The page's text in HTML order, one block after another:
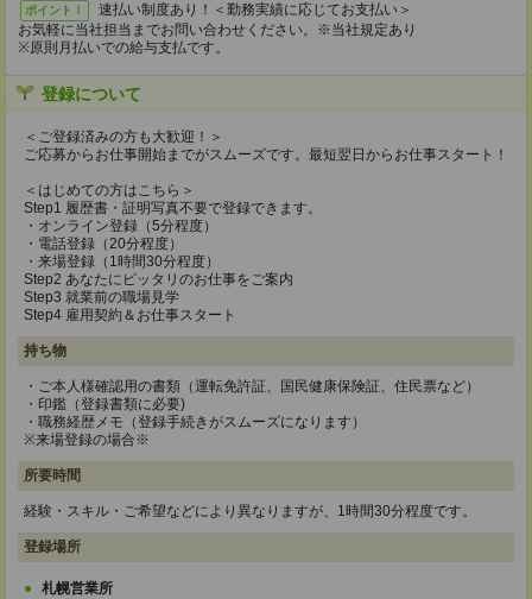
ポイント！
速払い制度あり！＜勤務実績に応じてお支払い＞
お気軽に当社担当までお問い合わせください。※当社規定あり
※原則月払いでの給与支払です。
登録について
＜ご登録済みの方も大歓迎！＞
ご応募からお仕事開始までがスムーズです。最短翌日からお仕事スタート！
＜はじめての方はこちら＞
Step1 履歴書・証明写真不要で登録できます。
・オンライン登録（5分程度）
・電話登録（20分程度）
・来場登録（1時間30分程度）
Step2 あなたにピッタリのお仕事をご案内
Step3 就業前の職場見学
Step4 雇用契約＆お仕事スタート
持ち物
・ご本人様確認用の書類（運転免許証、国民健康保険証、住民票など）
・印鑑（登録書類に必要)
・職務経歴メモ（登録手続きがスムーズになります）
※来場登録の場合※
所要時間
経験・スキル・ご希望などにより異なりますが、1時間30分程度です。
登録場所
札幌営業所